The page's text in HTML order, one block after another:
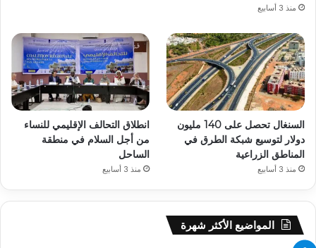
منذ 3 أسابيع
السنغال تحصل على 140 مليون
دولار لتوسيع شبكة الطرق في
المناطق الزراعية
منذ 3 أسابيع
انطلاق التحالف الإقليمي للنساء
من أجل السلام في منطقة
الساحل
منذ 3 أسابيع
المواضيع الأكثر شهرة